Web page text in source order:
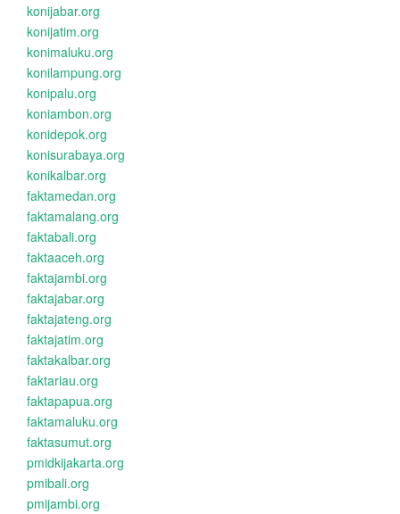
konijabar.org
konijatim.org
konimaluku.org
konilampung.org
konipalu.org
koniambon.org
konidepok.org
konisurabaya.org
konikalbar.org
faktamedan.org
faktamalang.org
faktabali.org
faktaaceh.org
faktajambi.org
faktajabar.org
faktajateng.org
faktajatim.org
faktakalbar.org
faktariau.org
faktapapua.org
faktamaluku.org
faktasumut.org
pmidkijakarta.org
pmibali.org
pmijambi.org